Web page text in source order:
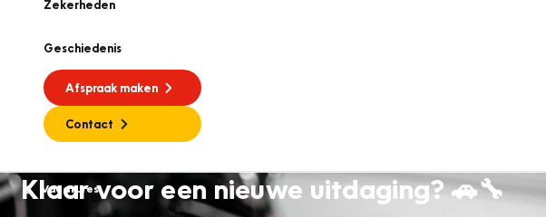
Zekerheden
Geschiedenis
Afspraak maken
Contact
Vacatures
Klaar voor een nieuwe uitdaging? 🚗🔧